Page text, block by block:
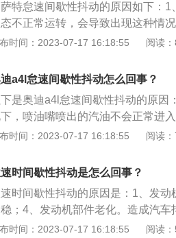
特怠速间歇性抖动的原因如下：
不正常运转，会导致出现这种情
的燃油系统油压不稳：车辆的油
足导致的故障：因为时间的问题
，所以不能继续工作，而出现怠速
。车辆一定要定期的检查，进行
时间：2023-07-17 16:18:55 阅读
a4l怠速间歇性抖动怎么回事？
下是奥迪a4l怠速间歇性抖动的原
，喷油嘴喷出的汽油不会正常进
混合气过稀，最终导致汽车启动
了汽车怠速时的抖动。2、点火系统
点火线圈。重点提一下火花塞，如
。3、油压不稳：对于这个问题
，检查的项目包括：燃油供油压
时间：2023-07-17 16:18:55 阅读
时间歇性抖动是怎么回事？
时间歇性抖动的原因是：1、发
；4、发动机部件老化。造成汽
过多，检查一下火花塞、高压导
时间：2023-07-17 16:18:55 阅读